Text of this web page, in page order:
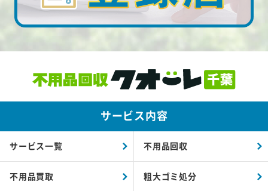
サービス内容
サービス一覧 不用品回収
不用品買取 粗大ゴミ処分